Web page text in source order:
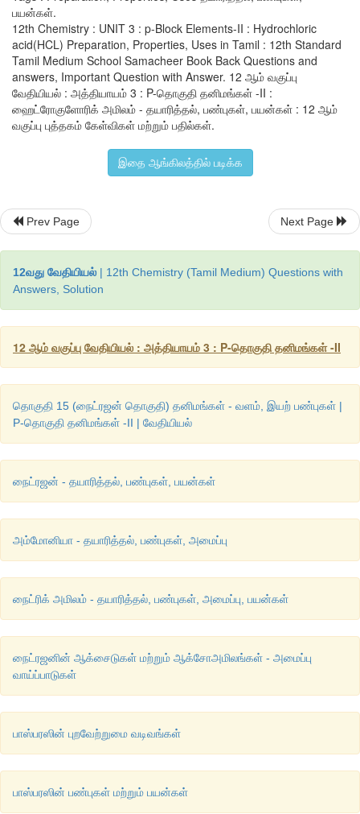
Au + 4H+ + NO3
- + 4C1 - → AuC14
- + NO + 2H O
3Pt + 16H+ + 4NO3
- + 18C1 - → 3[PtC1 6
2- + 4NO + 8H
ஹைட்ரோ குளோரிக் அமிலத்தின் பயன்கள்
1. குளோரின், அம்மோனியம் குளோரைடு,
2. எலும்பிலிருந்து பசை தயாரிக்கப்ப பயன்படுகிறது.
பயன்கள்.
12th Chemistry : UNIT 3 : p-Block Elements-II : Hydrochloric
acid(HCL) Preparation, Properties, Uses in Tamil : 12th Standard
Tamil Medium School Samacheer Book Back Questions and
answers, Important Question with Answer. 12 ஆம் வகுப்பு
வேதியியல் : அத்தியாயம் 3 : P-தொகுதி தனிமங்கள் -II :
ஹைட்ரோகுளோரிக் அமிலம் - தயாரித்தல், பண்புகள், பயன்கள் : 12 ஆம்
வகுப்பு புத்தகம் கேள்விகள் மற்றும் பதில்கள்.
இதை ஆங்கிலத்தில் படிக்க
Prev Page Next Page
12வது வேதியியல் | 12th Chemistry (Tamil Medium) Questions with
Answers, Solution
12 ஆம் வகுப்பு வேதியியல் : அத்தியாயம் 3 : P-தொகுதி தனிமங்கள் -II
தொகுதி 15 (நைட்ரஜன் தொகுதி) தனிமங்கள் - வளம், இயற் பண்புகள் |
P-தொகுதி தனிமங்கள் -II | வேதியியல்
நைட்ரஜன் - தயாரித்தல், பண்புகள், பயன்கள்
அம்மோனியா - தயாரித்தல், பண்புகள், அமைப்பு
நைட்ரிக் அமிலம் - தயாரித்தல், பண்புகள், அமைப்பு, பயன்கள்
நைட்ரஜனின் ஆக்சைடுகள் மற்றும் ஆக்சோஅமிலங்கள் - அமைப்பு
வாய்ப்பாடுகள்
பாஸ்பரஸின் புறவேற்றுமை வடிவங்கள்
பாஸ்பரஸின் பண்புகள் மற்றும் பயன்கள்